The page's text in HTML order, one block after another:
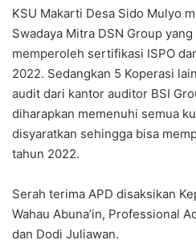
KSU Makarti Desa Sido Mulyo
Swadaya Mitra DSN Group
memperoleh sertifikasi ISPO
2022. Sedangkan 5 Koperasi
audit dari kantor auditor BSI
diharapkan memenuhi semua
disyaratkan sehingga bisa
tahun 2022.
Serah terima APD disaksikan
Wahau Abuna’in, Professional
dan Dodi Juliawan.